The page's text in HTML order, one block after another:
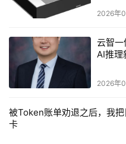
2026年
云智
AI推理
2026年
被Token账单劝退之后，我
卡